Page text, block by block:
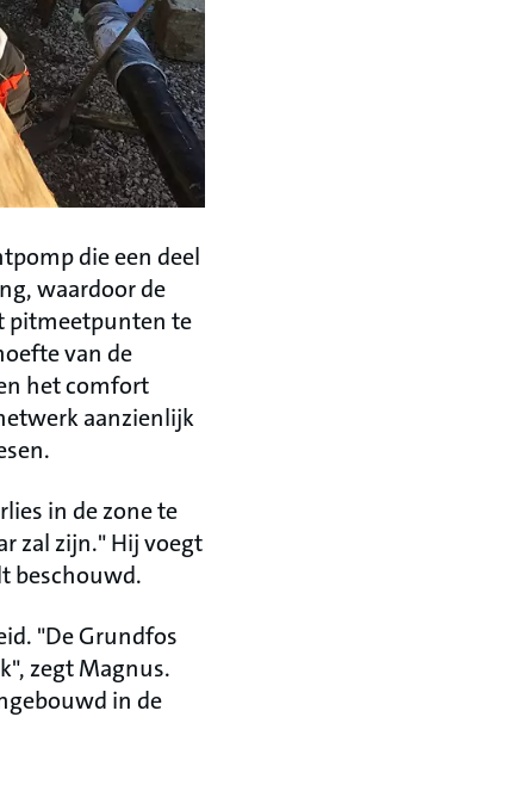
die een deel
waardoor de
pitmeetpunten te
van de
het comfort
aanzienlijk
in de zone te
zal zijn." Hij voegt
beschouwd.
"De Grundfos
zegt Magnus.
in de